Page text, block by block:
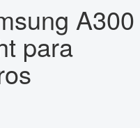
A300
para